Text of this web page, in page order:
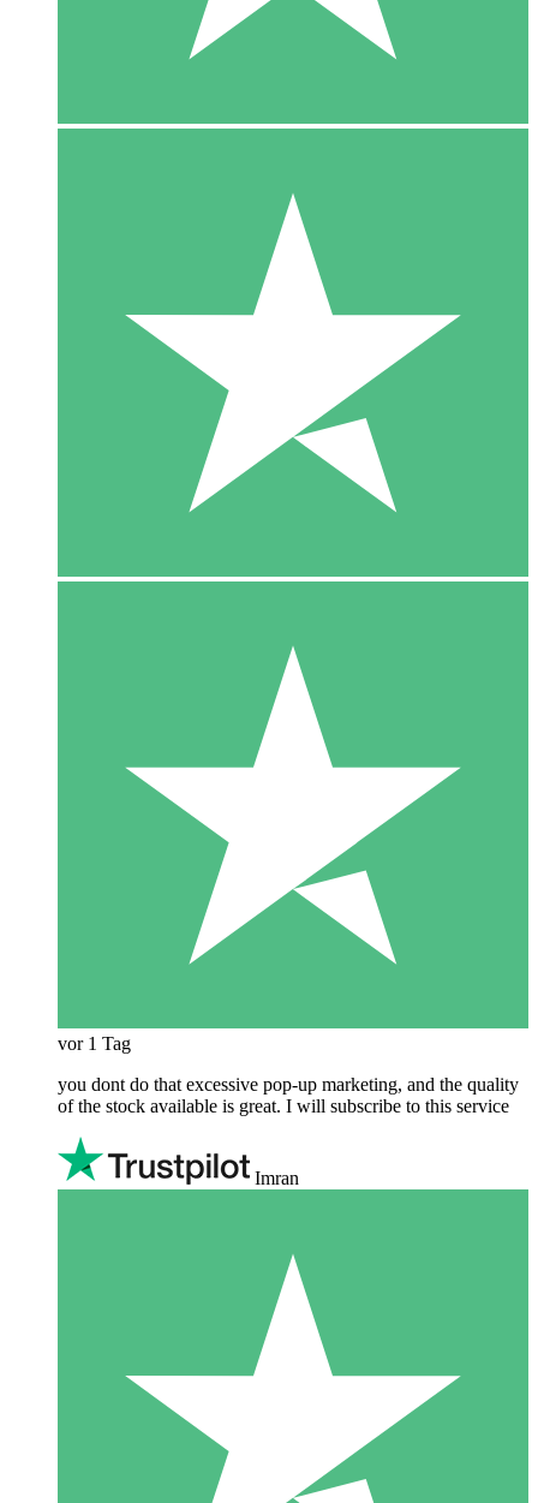
vor 1 Tag
you dont do that excessive pop-up marketing, and the quality
of the stock available is great. I will subscribe to this service
Imran